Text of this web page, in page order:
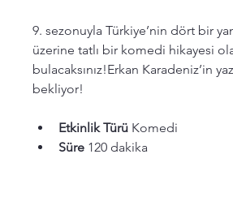
9. sezonuyla Türkiye’nin dört bir
üzerine tatlı bir komedi hikayesi
bulacaksınız!Erkan Karadeniz’in
bekliyor!
Etkinlik Türü Komedi
Süre 120 dakika